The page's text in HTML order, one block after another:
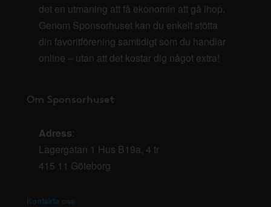
det en utmaning att få ekonomin att gå ihop.
Genom Sponsorhuset kan du enkelt stötta
din favoritförening samtidigt som du handlar
online – utan att det kostar dig något extra!
Om Sponsorhuset
Adress:
Lagergatan 1 Hus B19a, 4 tr
415 11 Göteborg
Kontakta oss